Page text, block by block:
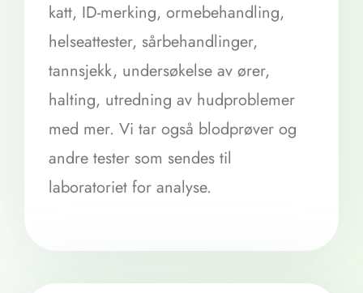
katt, ID-merking, ormebehandling,
helseattester, sårbehandlinger,
tannsjekk, undersøkelse av ører,
halting, utredning av hudproblemer
med mer. Vi tar også blodprøver og
andre tester som sendes til
laboratoriet for analyse.